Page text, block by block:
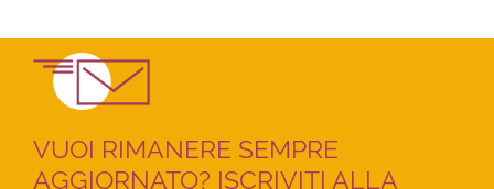
VUOI RIMANERE SEMPRE
AGGIORNATO? ISCRIVITI ALLA